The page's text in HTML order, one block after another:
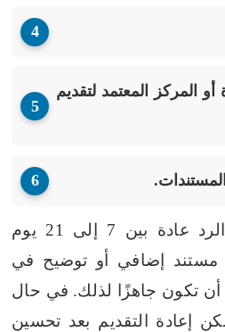
المركز المعتمد لتقديم
بعد التقديم، يستغرق الرد عادة بين 7 إلى 21 يوم
إضافي أو توضيح في
تكون جاهزًا لذلك. في حال
إعادة التقديم بعد تحسين